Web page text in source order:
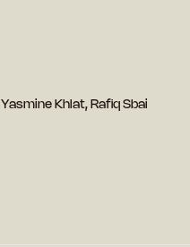
Khlat, Rafiq Sbai